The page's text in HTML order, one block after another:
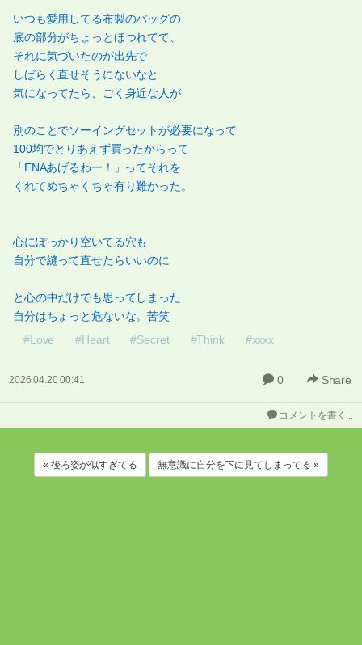
いつも愛用してる布製のバッグの
底の部分がちょっとほつれてて、
それに気づいたのが出先で
しばらく直せそうにないなと
気になってたら、ごく身近な人が
別のことでソーイングセットが必要になって
100均でとりあえず買ったからって
「ENAあげるわー！」ってそれを
くれてめちゃくちゃ有り難かった。
心にぽっかり空いてる穴も
自分で縫って直せたらいいのに
と心の中だけでも思ってしまった
自分はちょっと危ないな。苦笑
#Love
#Heart #Secret #Think #xxxx
2026.04.20 00:41 0 Share
コメントを書く...
« 後ろ姿が似すぎてる 無意識に自分を下に見てしまってる »